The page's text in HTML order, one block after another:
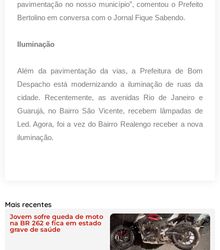
pavimentação no nosso município”, comentou o Prefeito
Bertolino em conversa com o Jornal Fique Sabendo.
Iluminação
Além da pavimentação da vias, a Prefeitura de Bom
Despacho está modernizando a iluminação de ruas da
cidade. Recentemente, as avenidas Rio de Janeiro e
Guarujá, no Bairro São Vicente, recebem lâmpadas de
Led. Agora, foi a vez do Bairro Realengo receber a nova
iluminação.
Mais recentes
Jovem sofre queda de moto
na BR 262 e fica em estado
grave de saúde